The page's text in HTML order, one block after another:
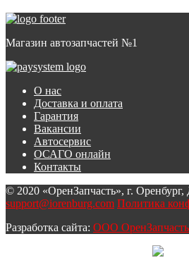
Магазин автозапчастей №1
О нас
Доставка и оплата
Гарантия
Вакансии
Автосервис
ОСАГО онлайн
Контакты
© 2020 «ОренЗапчасть», г. Оренбург,
support@iorenburg.com Политика
Разработка сайта: ООО ОренЗапчасть